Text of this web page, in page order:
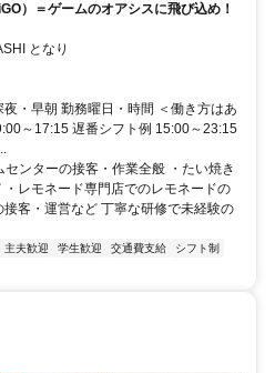
）＝ゲームのオアシスに飛び込め！
となり
・早朝 勤務曜日・時間 ＜働き方はあ
～17:15 遅番シフト例 15:00～23:15
ンターの接客・作業全般 ・たい焼き
レモネード専門店でのレモネードの
客・運営など 丁寧な研修で未経験の
主夫歓迎 学生歓迎 交通費支給
シフト制